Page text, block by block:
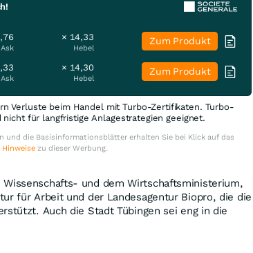
Ask
× 14,33
Hebel
Zum Produkt
Ask
× 14,30
Hebel
Zum Produkt
Verluste beim Handel mit Turbo-Zertifikaten. Turbo-
für langfristige Anlagestrategien geeignet.
und die Basisinformationsblätter erhalten Sie bei Klick auf das
zu dieser Werbung.
und dem Wirtschaftsministerium,
für Arbeit und der Landesagentur Biopro, die die
Auch die Stadt Tübingen sei eng in die